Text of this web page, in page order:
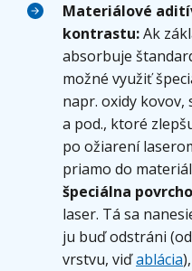
Materiálové
kontrastu:Ak
absorbuje
možné využiť
napr. oxidy kovov,
a pod., ktoré
po ožiarení
priamo do
špeciálna
laser. Tá sa
ju buď odstráni
vrstvu, viďablácia